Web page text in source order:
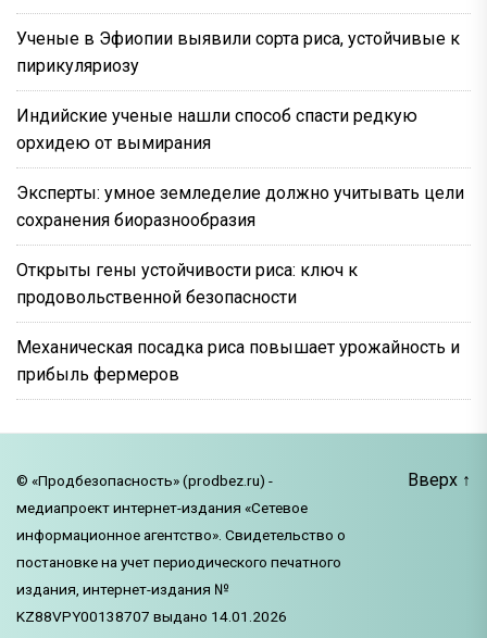
Ученые в Эфиопии выявили сорта риса, устойчивые к
пирикуляриозу
Индийские ученые нашли способ спасти редкую
орхидею от вымирания
Эксперты: умное земледелие должно учитывать цели
сохранения биоразнообразия
Открыты гены устойчивости риса: ключ к
продовольственной безопасности
Механическая посадка риса повышает урожайность и
прибыль фермеров
© «Продбезопасность» (prodbez.ru) -
медиапроект интернет-издания «Сетевое
информационное агентство». Свидетельство о
постановке на учет периодического печатного
издания, интернет-издания №
KZ88VPY00138707 выдано 14.01.2026
Вверх ↑